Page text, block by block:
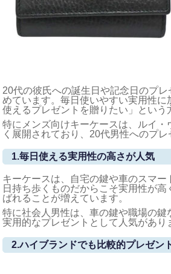
20代の彼氏への誕生日や記念日のプ
めています。毎日使いやすい実用性に
使えるプレゼントを贈りたい」という
特にメンズ向けキーケースは、ルイ
く展開されており、20代男性へのプ
1.毎日使える実用性の高さが人気
キーケースは、自宅の鍵や車のスマ
日持ち歩くものだからこそ実用性が
ばれることが増えています。
特に社会人男性は、車の鍵や職場の
実用的なプレゼントとして人気があり
2.ハイブランドでも比較的プレゼン